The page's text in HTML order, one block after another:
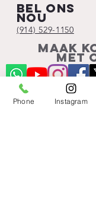
Bel ons
nou
(914) 529-1150
Maak
met
Phone Instagram